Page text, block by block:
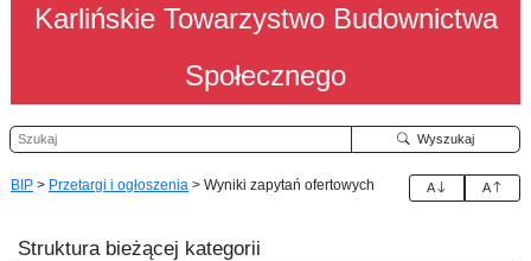
Karlińskie Towarzystwo Budownictwa
Społecznego
Szukaj Wyszukaj
BIP > Przetargi i ogłoszenia > Wyniki zapytań ofertowych A A
Struktura bieżącej kategorii